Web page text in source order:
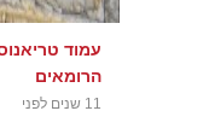
עמוד
הרומאים
11 שנים לפני